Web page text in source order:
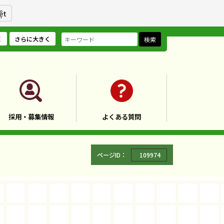
さらに大きく 検索
採用・募集情報 よくある質問
ページID： 109974